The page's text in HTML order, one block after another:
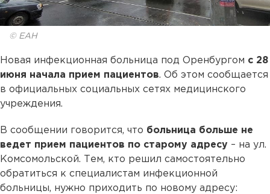
© ЕАН
Новая инфекционная больница под Оренбургом с 28
июня начала прием пациентов. Об этом сообщается
в официальных социальных сетях медицинского
учреждения.
В сообщении говорится, что больница больше не
ведет прием пациентов по старому адресу – на ул.
Комсомольской. Тем, кто решил самостоятельно
обратиться к специалистам инфекционной
больницы, нужно приходить по новому адресу: